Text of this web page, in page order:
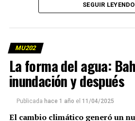
SEGUIR LEYENDO
MU202
La forma del agua:
inundación y después
Publicada hace 1 año el 11/04/2025
El cambio climático generó un